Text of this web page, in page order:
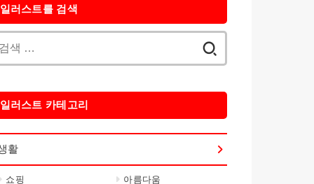
일러스트를 검색
일러스트 카테고리
활
쇼핑 아름다움